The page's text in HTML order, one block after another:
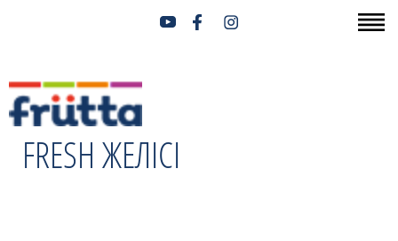
FRESH ЖЕЛІСІ